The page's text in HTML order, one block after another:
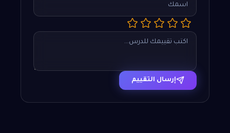
إرسال التقييم